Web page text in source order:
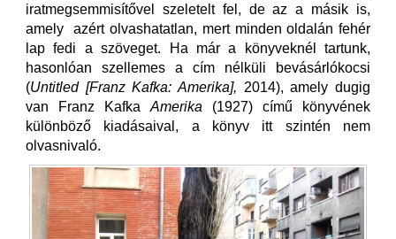
iratmegsemmisítővel szeletelt fel, de az a másik is,
amely azért olvashatatlan, mert minden oldalán fehér
lap fedi a szöveget. Ha már a könyveknél tartunk,
hasonlóan szellemes a cím nélküli bevásárlókocsi
(Untitled [Franz Kafka: Amerika], 2014), amely dugig
van Franz Kafka Amerika (1927) című könyvének
különböző kiadásaival, a könyv itt szintén nem
olvasnivaló.